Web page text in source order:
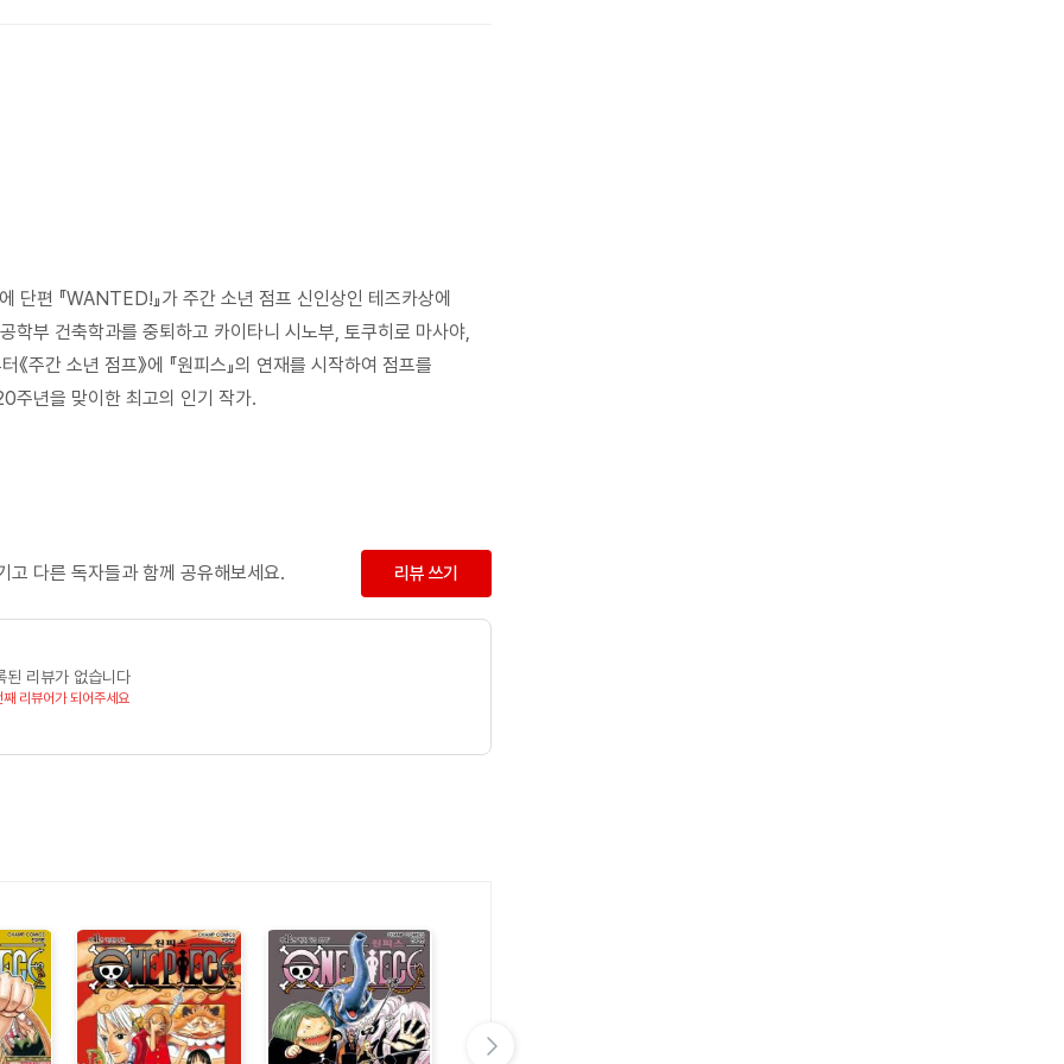
편 『WANTED!』가 주간 소년 점프 신인상인 테즈카상에
학부 건축학과를 중퇴하고 카이타니 시노부, 토쿠히로 마사야,
주간 소년 점프》에 『원피스』의 연재를 시작하여 점프를
주년을 맞이한 최고의 인기 작가.
고 다른 독자들과 함께 공유해보세요. 리뷰 쓰기
된 리뷰가 없습니다
째 리뷰어가 되어주세요